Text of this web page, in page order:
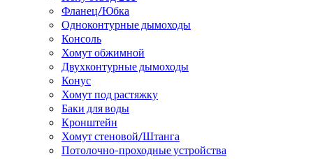
Фланец/Юбка
Одноконтурные дымоходы
Консоль
Хомут обжимной
Двухконтурные дымоходы
Конус
Хомут под растяжку
Баки для воды
Кронштейн
Хомут стеновой/Штанга
Потолочно-проходные устройства